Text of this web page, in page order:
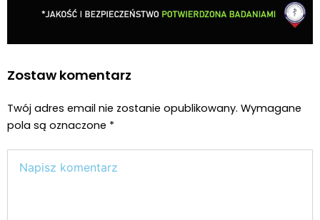
Zostaw komentarz
Twój adres email nie zostanie opublikowany. Wymagane
pola są oznaczone *
tutaj..